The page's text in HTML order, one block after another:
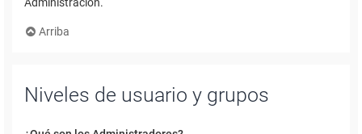
Arriba
Niveles de usuario y grupos